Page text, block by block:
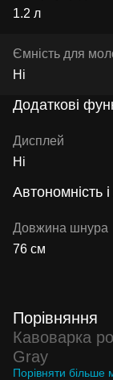
1.2 л
Ємність для
Ні
Додаткові
Дисплей
Ні
Автономність
Довжина шнура
76 см
Порівняння
Кавоварка
Gray
Порівняти більше